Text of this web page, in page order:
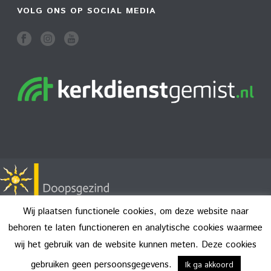
VOLG ONS OP SOCIAL MEDIA
Copyright All Rights Reserved © 2026
Disclaimer
Wij plaatsen functionele cookies, om deze website naar
behoren te laten functioneren en analytische cookies waarmee
wij het gebruik van de website kunnen meten. Deze cookies
gebruiken geen persoonsgegevens.
Ik ga akkoord